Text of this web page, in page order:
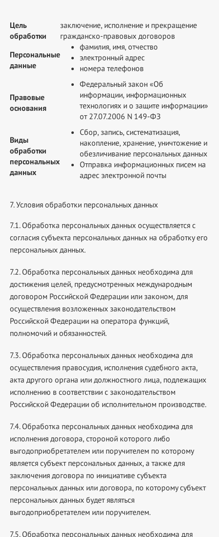
Цель
обработки
заключение, исполнение и прекращение
гражданско-правовых договоров
Персональные
данные
фамилия, имя, отчество
электронный адрес
номера телефонов
Правовые
основания
Федеральный закон «Об
информации, информационных
технологиях и о защите информации»
от 27.07.2006 N 149-ФЗ
Виды
обработки
персональных
данных
Сбор, запись, систематизация,
накопление, хранение, уничтожение и
обезличивание персональных данных
Отправка информационных писем на
адрес электронной почты
7. Условия обработки персональных данных
7.1. Обработка персональных данных осуществляется с
согласия субъекта персональных данных на обработку его
персональных данных.
7.2. Обработка персональных данных необходима для
достижения целей, предусмотренных международным
договором Российской Федерации или законом, для
осуществления возложенных законодательством
Российской Федерации на оператора функций,
полномочий и обязанностей.
7.3. Обработка персональных данных необходима для
осуществления правосудия, исполнения судебного акта,
акта другого органа или должностного лица, подлежащих
исполнению в соответствии с законодательством
Российской Федерации об исполнительном производстве.
7.4. Обработка персональных данных необходима для
исполнения договора, стороной которого либо
выгодоприобретателем или поручителем по которому
является субъект персональных данных, а также для
заключения договора по инициативе субъекта
персональных данных или договора, по которому субъект
персональных данных будет являться
выгодоприобретателем или поручителем.
7.5. Обработка персональных данных необходима для